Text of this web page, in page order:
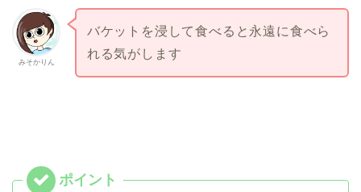
みそかりん
バケットを浸して食べると永遠に食べら
れる気がします